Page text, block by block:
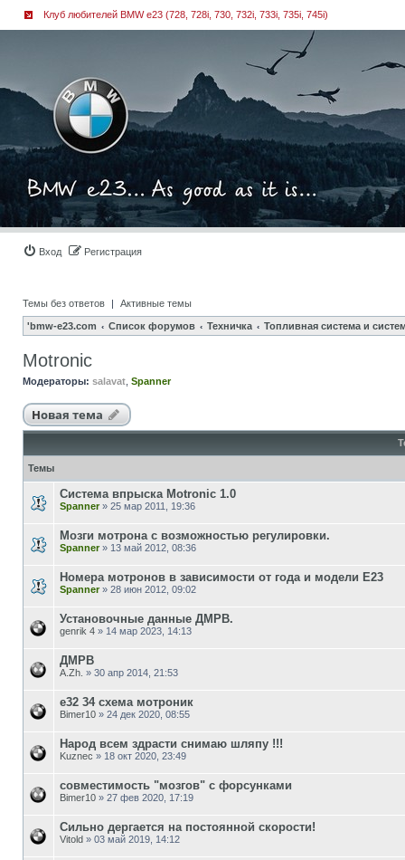
Клуб любителей BMW e23 (728, 728i, 730, 732i, 733i, 735i, 745i)
Вход Регистрация
Темы без ответов | Активные темы
'bmw-e23.com Список форумов Техничка Топливная система и
Motronic
Модераторы: salavat Spanner
Новая тема
Темы
Cистемa впрыска Motronic 1.0
Spanner» 25 мар 2011, 19:36
Мозги мотрона с возможностью регулировки.
Spanner» 13 май 2012, 08:36
Номера мотронов в зависимости от года и модели Е23
Spanner» 28 июн 2012, 09:02
Установочные данные ДМРВ.
genrik 4 » 14 мар 2023, 14:13
ДМРВ
A.Zh. » 30 апр 2014, 21:53
е32 34 схема мотроник
Bimer10 » 24 дек 2020, 08:55
Народ всем здрасти снимаю шляпу !!!
Kuznec » 18 окт 2020, 23:49
совместимость "мозгов" с форсунками
Bimer10 » 27 фев 2020, 17:19
Сильно дергается на постоянной скорости!
Vitold » 03 май 2019, 14:12